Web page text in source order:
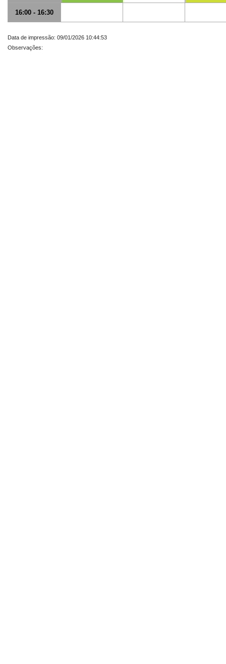
16:00 - 16:30
Data de impressão: 09/01/2026 10:44:53
Observações: